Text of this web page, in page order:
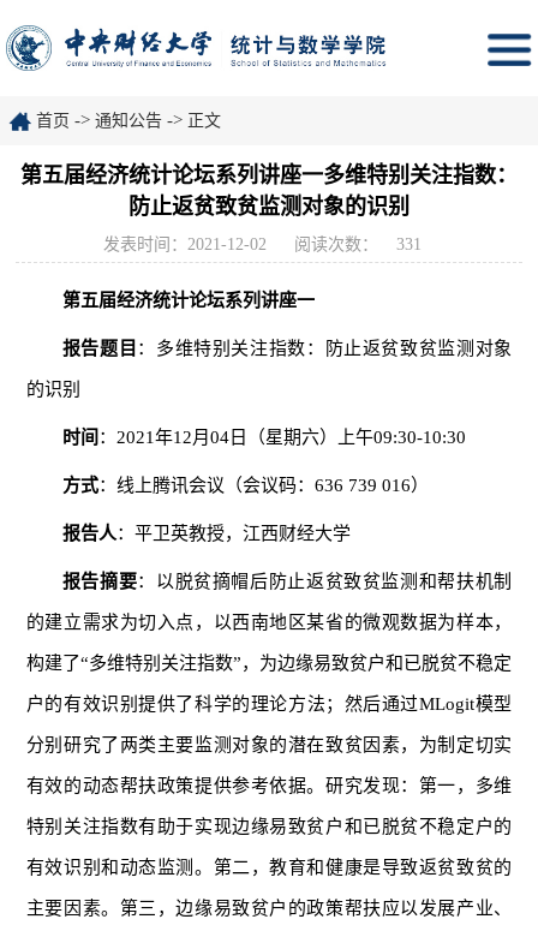
首页 -> 通知公告 -> 正文
第五届经济统计论坛系列讲座一多维特别关注指数：
防止返贫致贫监测对象的识别
发表时间：2021-12-02 阅读次数： 331
第五届经济统计论坛系列讲座一
报告题目 ：多维特别关注指数：防止返贫致贫监测对象
的识别
时间 ：2021年12月04日（星期六）上午09:30-10:30
方式：线上腾讯会议（会议码：636 739 016）
报告人：平卫英教授，江西财经大学
报告摘要：以脱贫摘帽后防止返贫致贫监测和帮扶机制
的建立需求为切入点，以西南地区某省的微观数据为样本，
构建了“多维特别关注指数”，为边缘易致贫户和已脱贫不稳定
户的有效识别提供了科学的理论方法；然后通过MLogit模型
分别研究了两类主要监测对象的潜在致贫因素，为制定切实
有效的动态帮扶政策提供参考依据。研究发现：第一，多维
特别关注指数有助于实现边缘易致贫户和已脱贫不稳定户的
有效识别和动态监测。第二，教育和健康是导致返贫致贫的
主要因素。第三，边缘易致贫户的政策帮扶应以发展产业、